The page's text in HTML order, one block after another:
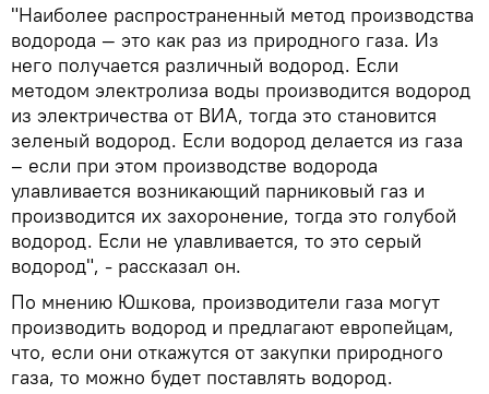
"Наиболее распространенный метод производства
водорода — это как раз из природного газа. Из
него получается различный водород. Если
методом электролиза воды производится водород
из электричества от ВИА, тогда это становится
зеленый водород. Если водород делается из газа
– если при этом производстве водорода
улавливается возникающий парниковый газ и
производится их захоронение, тогда это голубой
водород. Если не улавливается, то это серый
водород", - рассказал он.
По мнению Юшкова, производители газа могут
производить водород и предлагают европейцам,
что, если они откажутся от закупки природного
газа, то можно будет поставлять водород.